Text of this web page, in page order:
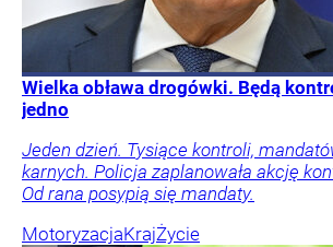
Wielka obława drogówki. Będą
jedno
Jeden dzień. Tysiące kontroli,
karnych. Policja zaplanowała akcję
Od rana posypią się mandaty.
MotoryzacjaKrajŻycie